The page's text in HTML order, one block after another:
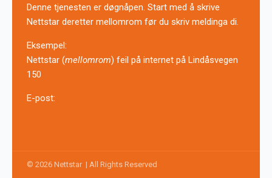
Denne tjenesten er døgnåpen. Start med å skrive
Nettstar deretter mellomrom før du skriv meldinga di.
Eksempel:
Nettstar (mellomrom) feil på internet på Lindåsvegen
150
E-post:
© 2026 Nettstar | All Rights Reserved